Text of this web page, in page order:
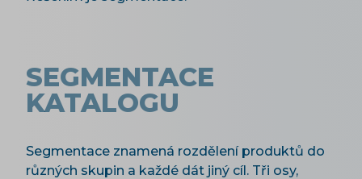
SEGMENTACE
KATALOGU
Segmentace znamená rozdělení produktů do
různých skupin a každé dát jiný cíl. Tři osy,